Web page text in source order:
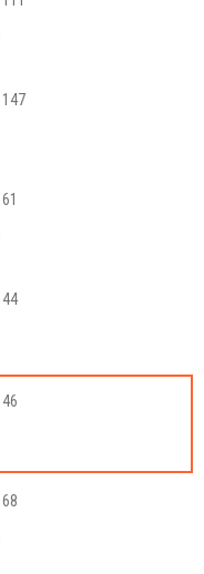
147
61
44
46
68